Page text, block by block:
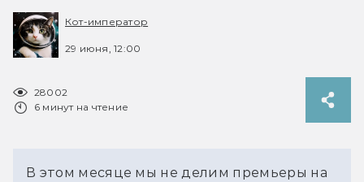
Кот-император
29 июня, 12:00
28002
6 минут на чтение
В этом месяце мы не делим премьеры на